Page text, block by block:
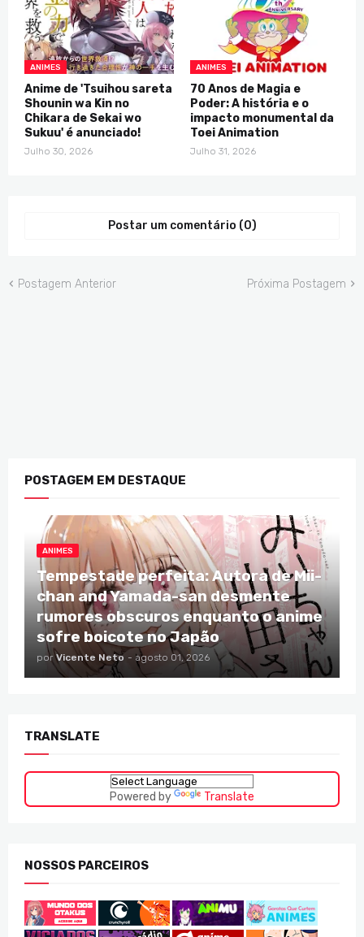
ANIMES
Anime de 'Tsuihou sareta
Shounin wa Kin no
Chikara de Sekai wo
Sukuu' é anunciado!
Julho 30, 2026
ANIMES
70 Anos de Magia e
Poder: A história e o
impacto monumental da
Toei Animation
Julho 31, 2026
Postar um comentário (0)
Postagem Anterior Próxima Postagem
POSTAGEM EM DESTAQUE
ANIMES
Tempestade perfeita: Autora de Mii-
chan and Yamada-san desmente
rumores obscuros enquanto o anime
sofre boicote no Japão
por Vicente Neto - agosto 01, 2026
TRANSLATE
Powered by Translate
NOSSOS PARCEIROS